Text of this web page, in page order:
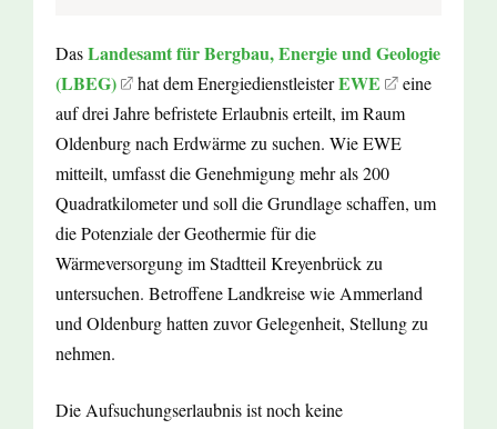
DasLandesamt für Bergbau, Energie und Geologie
(LBEG)
hat dem EnergiedienstleisterEWE
eine
auf drei Jahre befristete Erlaubnis erteilt, im Raum
Oldenburg nach Erdwärme zu suchen. Wie EWE
mitteilt, umfasst die Genehmigung mehr als 200
Quadratkilometer und soll die Grundlage schaffen, um
die Potenziale der Geothermie für die
Wärmeversorgung im Stadtteil Kreyenbrück zu
untersuchen. Betroffene Landkreise wie Ammerland
und Oldenburg hatten zuvor Gelegenheit, Stellung zu
nehmen.
Die Aufsuchungserlaubnis ist noch keine